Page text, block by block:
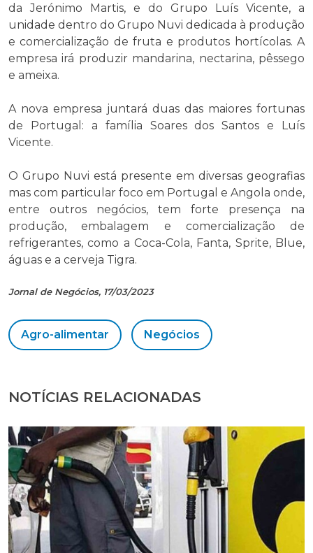
da Jerónimo Martis, e do Grupo Luís Vicente, a
unidade dentro do Grupo Nuvi dedicada à produção
e comercialização de fruta e produtos hortícolas. A
empresa irá produzir mandarina, nectarina, pêssego
e ameixa.
A nova empresa juntará duas das maiores fortunas
de Portugal: a família Soares dos Santos e Luís
Vicente.
O Grupo Nuvi está presente em diversas geografias
mas com particular foco em Portugal e Angola onde,
entre outros negócios, tem forte presença na
produção, embalagem e comercialização de
refrigerantes, como a Coca-Cola, Fanta, Sprite, Blue,
águas e a cerveja Tigra.
Jornal de Negócios, 17/03/2023
Agro-alimentar Negócios
NOTÍCIAS RELACIONADAS